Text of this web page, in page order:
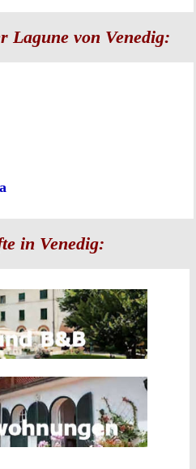
Lagune von Venedig:
in Venedig: